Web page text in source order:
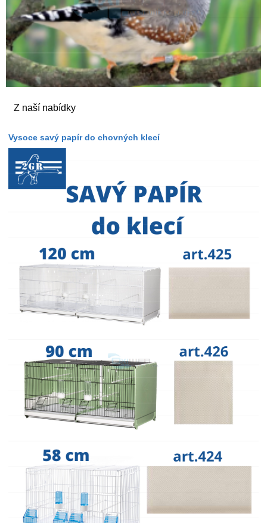
Z naší nabídky
Vysoce savý papír do chovných klecí